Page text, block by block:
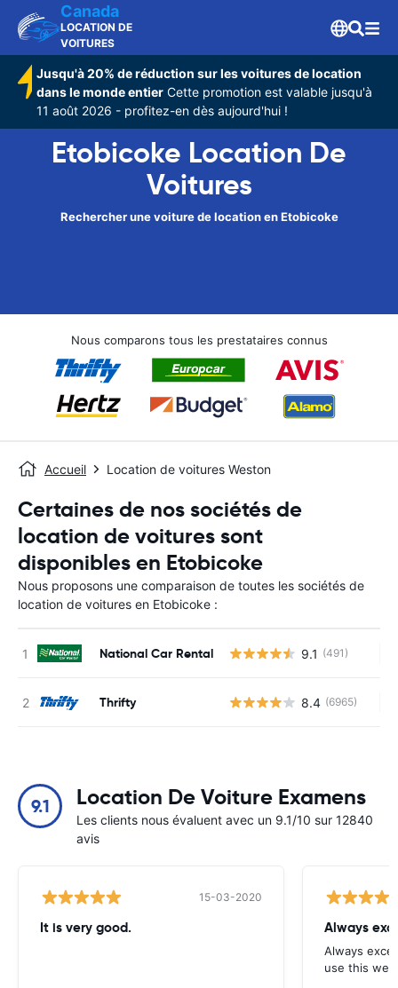
Canada
LOCATION DE
VOITURES
Jusqu'à 20% de réduction sur les voitures de location
dans le monde entier Cette promotion est valable jusqu'à
11 août 2026 - profitez-en dès aujourd'hui !
Etobicoke Location De
Voitures
Rechercher une voiture de location en Etobicoke
Nous comparons tous les prestataires connus
Accueil Location de voitures Weston
Certaines de nos sociétés de
location de voitures sont
disponibles en Etobicoke
Nous proposons une comparaison de toutes les sociétés de
location de voitures en Etobicoke :
National Car Rental 9.1 (491)
Thrifty 8.4 (6965)
9.1 Location De Voiture Examens
Les clients nous évaluent avec un 9.1/10 sur 12840
avis
15-03-2020
It is very good. Always
Always
use this